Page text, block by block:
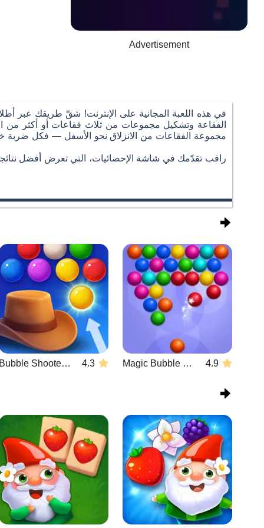
Advertisement
الفقاعة وتشكيل مجموعات من ثلاث فقاعات أو أكثر من
مجموعة الفقاعات من الانزلاق نحو الأسفل — فكل ضربة
راقب تقدّمك في شاشة الإحصائيات، التي تعرض أفضل
Bubble Shooter Wild West 4.3 Magic Bubble Quest: Classic 4.9